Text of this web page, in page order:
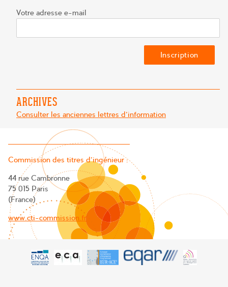
Votre adresse e-mail
ARCHIVES
Consulter les anciennes lettres d'information
Commission des titres d’ingénieur :
44 rue Cambronne
75 015 Paris
(France)
www.cti-commission.fr